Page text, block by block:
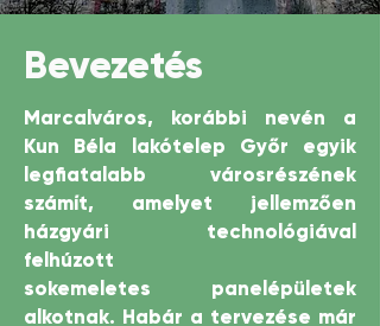
Bevezetés
Marcalváros, korábbi nevén a
Kun Béla lakótelep Győr egyik
legfiatalabb városrészének
számít, amelyet jellemzően
házgyári technológiával
felhúzott
sokemeletes panelépületek
alkotnak. Habár a tervezése már